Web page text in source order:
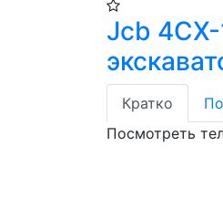
Jcb
Кратко
Посмотреть